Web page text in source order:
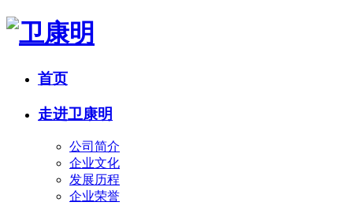
首页
走进卫康明
公司简介
企业文化
发展历程
企业荣誉